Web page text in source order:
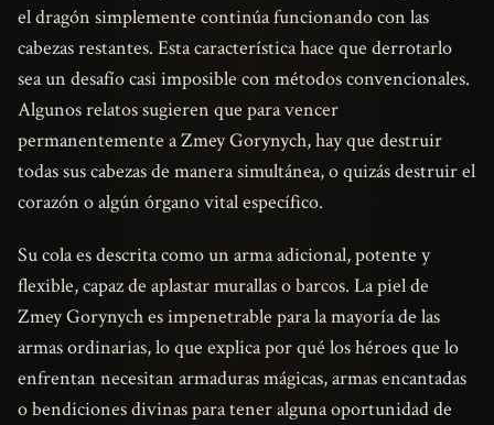
el dragón simplemente continúa funcionando con las
cabezas restantes. Esta característica hace que derrotarlo
sea un desafío casi imposible con métodos convencionales.
Algunos relatos sugieren que para vencer
permanentemente a Zmey Gorynych, hay que destruir
todas sus cabezas de manera simultánea, o quizás destruir el
corazón o algún órgano vital específico.
Su cola es descrita como un arma adicional, potente y
flexible, capaz de aplastar murallas o barcos. La piel de
Zmey Gorynych es impenetrable para la mayoría de las
armas ordinarias, lo que explica por qué los héroes que lo
enfrentan necesitan armaduras mágicas, armas encantadas
o bendiciones divinas para tener alguna oportunidad de